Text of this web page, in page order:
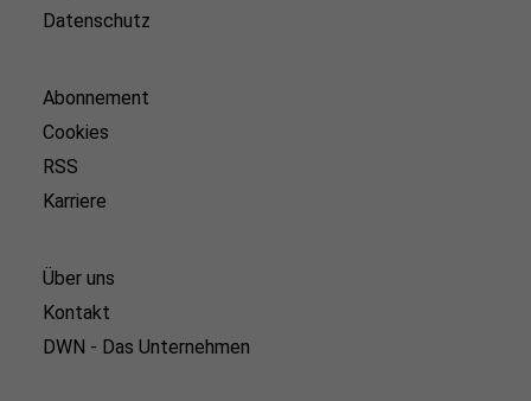
Datenschutz
Abonnement
Cookies
RSS
Karriere
Über uns
Kontakt
DWN - Das Unternehmen